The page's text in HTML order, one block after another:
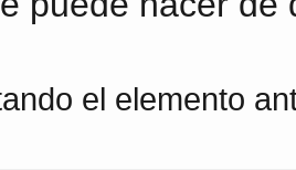
el elemento